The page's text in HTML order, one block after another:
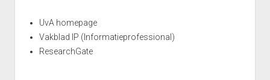
UvA homepage
Vakblad IP (Informatieprofessional)
ResearchGate